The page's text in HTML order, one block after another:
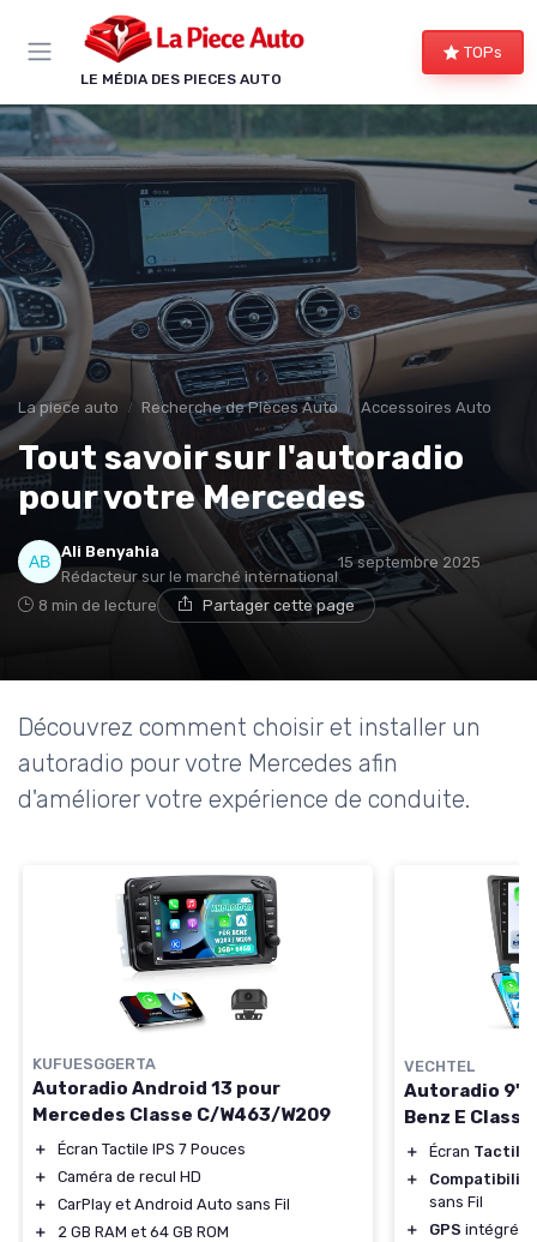
LE MÉDIA DES PIECES AUTO
TOPs
La piece auto Recherche de Pièces Auto Accessoires Auto
Tout savoir sur l'autoradio
pour votre Mercedes
Ali Benyahia
Rédacteur sur le marché international
15 septembre 2025
8 min de lecture Partager cette page
Découvrez comment choisir et installer un
autoradio pour votre Mercedes afin
d'améliorer votre expérience de conduite.
KUFUESGGERTA
Autoradio Android 13 pour
Mercedes Classe C/W463/W209
＋
Écran Tactile IPS 7 Pouces
＋
Caméra de recul HD
＋
CarPlay et Android Auto sans Fil
＋
2 GB RAM et 64 GB ROM
VECHTEL
Autoradio 9''
Benz E Classe
＋ Écran Tactile
＋
Compatibilité
sans Fil
＋
GPS intégré
Panneau de gestion des cookies